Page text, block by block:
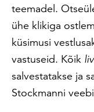
teemadel.
ühe klikiga
küsimusi
vastuseid. Kõik
salvestatakse ja
Stockmanni